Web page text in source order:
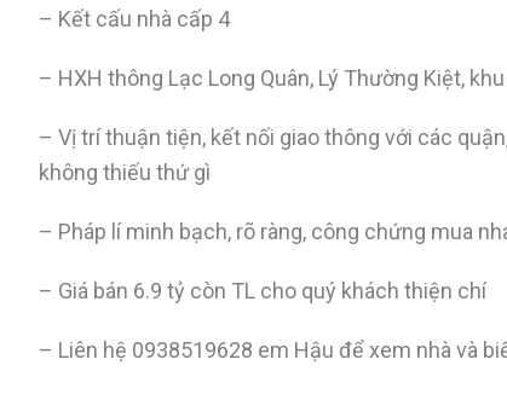
– Kết cấu nhà cấp 4
– HXH thông Lạc Long Quân, Lý Thường Kiệt,
– Vị trí thuận tiện, kết nối giao thông với các
không thiếu thứ gì
– Pháp lí minh bạch, rõ ràng, công chứng mua
– Giá bán 6.9 tỷ còn TL cho quý khách thiện chí
– Liên hệ 0938519628 em Hậu để xem nhà và